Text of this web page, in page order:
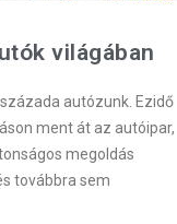
világában
autózunk. Ezidő
ment át az autóipar,
megoldás
továbbra sem